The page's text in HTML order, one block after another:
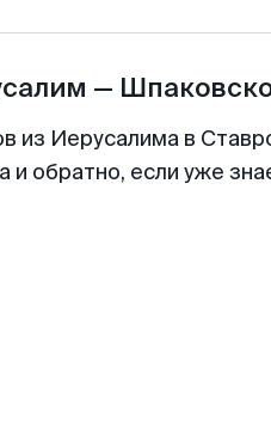
—
из Иерусалима в
обратно, если уже